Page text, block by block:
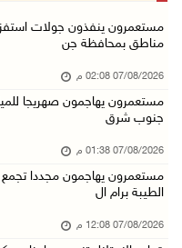
الطقس: أجواء صافية صيفية
تواصل انتهاكات الاحتلال
قوات الاحتلال تقتحم يعبد
06/آب/2026 10:49 م
مستعمرون ينفذون جولات
مناطق بمحافظة جن
07/08/2026 02:08 م
مستعمرون يهاجمون صهريجا
جنوب شرق
07/08/2026 01:38 م
مستعمرون يهاجمون مجددا تجمع
الطيبة برام ال
07/08/2026 12:08 م